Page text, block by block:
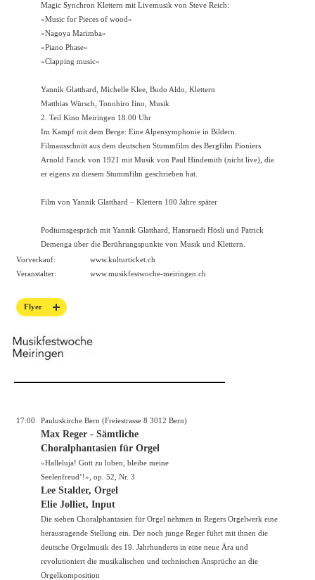
Magic Synchron Klettern mit Livemusik von Steve Reich:
«Music for Pieces of wood»
«Nagoya Marimba»
«Piano Phase»
«Clapping music»
Yannik Glatthard, Michelle Klee, Budo Aldo, Klettern
Matthias Würsch, Tonohiro Iino, Musik
2. Teil Kino Meiringen 18.00 Uhr
Im Kampf mit dem Berge: Eine Alpensymphonie in Bildern.
Filmausschnitt aus dem deutschen Stummfilm des Bergfilm Pioniers
Arnold Fanck von 1921 mit Musik von Paul Hindemith (nicht live), die
er eigens zu diesem Stummfilm geschrieben hat.
Film von Yannik Glatthard – Klettern 100 Jahre später
Podiumsgespräch mit Yannik Glatthard, Hansruedi Hösli und Patrick
Demenga über die Berührungspunkte von Musik und Klettern.
Vorverkauf:
www.kulturticket.ch
Veranstalter:
www.musikfestwoche-meiringen.ch
Flyer
17:00 Pauluskirche Bern (Freiestrasse 8 3012 Bern)
Max Reger - Sämtliche
Choralphantasien für Orgel
«Halleluja! Gott zu loben, bleibe meine
Seelenfreud’!», op. 52, Nr. 3
Lee Stalder, Orgel
Elie Jolliet, Input
Die sieben Choralphantasien für Orgel nehmen in Regers Orgelwerk eine
herausragende Stellung ein. Der noch junge Reger führt mit ihnen die
deutsche Orgelmusik des 19. Jahrhunderts in eine neue Ära und
revolutioniert die musikalischen und technischen Ansprüche an die
Orgelkomposition